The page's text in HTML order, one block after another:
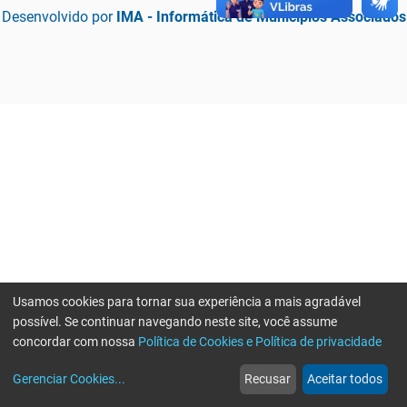
Desenvolvido por IMA - Informática de Municípios Associados
web
Notícias
more_horiz
Mais
Usamos cookies para tornar sua experiência a mais agradável
possível. Se continuar navegando neste site, você assume
concordar com nossa Política de Cookies e Política de privacidade
Gerenciar Cookies... Recusar Aceitar todos
Erro ao enviar informações, por favor tente novamente